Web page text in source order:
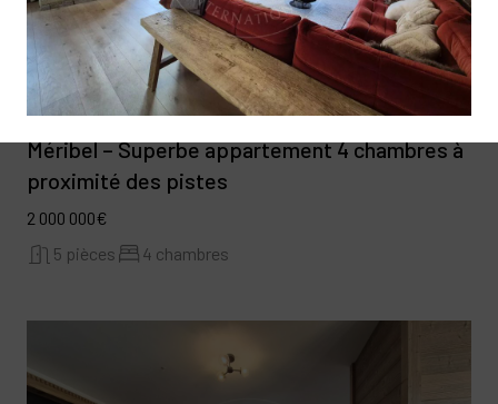
Méribel – Superbe appartement 4 chambres à
proximité des pistes
2 000 000€
5 pièces
4 chambres